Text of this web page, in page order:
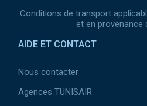
Conditions de transport
et en provenance
AIDE ET CONTACT
Nous contacter
Agences TUNISAIR